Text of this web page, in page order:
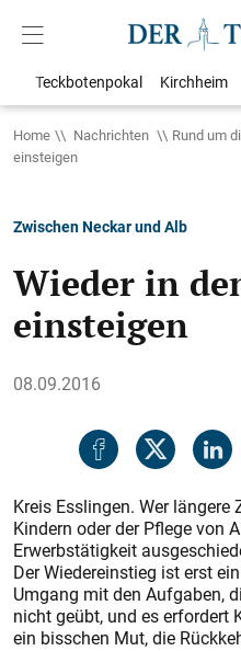
Teckbotenpokal Kirchheim
Home Nachrichten Rund um
einsteigen
Zwischen Neckar und Alb
Wieder in
einsteigen
08.09.2016
Kreis Esslingen. Wer längere
Kindern oder der Pflege von
Erwerbstätigkeit
Der Wiedereinstieg ist erst
Umgang mit den Aufgaben,
nicht geübt, und es erfordert
ein bisschen Mut, die